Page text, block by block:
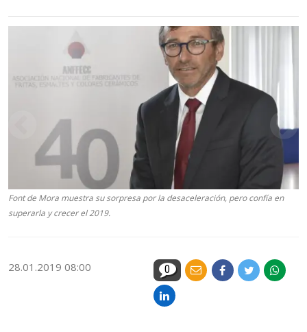
Font de Mora muestra su sorpresa por la desaceleración, pero confía en
superarla y crecer el 2019.
28.01.2019 08:00 0